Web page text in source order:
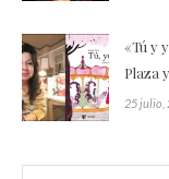
«Tú y
Plaza
25 julio,